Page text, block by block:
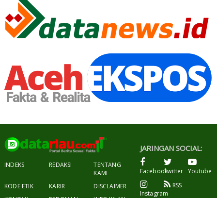
INDEKS REDAKSI
TENTANG
KAMI
KODE ETIK
KARIR
DISCLAIMER
JARINGAN SOCIAL:
FacebookTwitter Youtube
Instagram
RSS